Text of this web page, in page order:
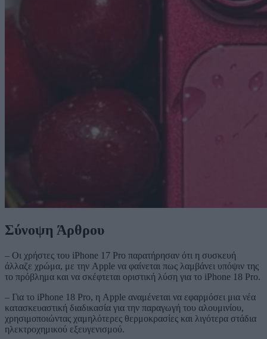
Σύνοψη Άρθρου
– Οι χρήστες του iPhone 17 Pro παρατήρησαν ότι η συσκευή
άλλαζε χρώμα, με την Apple να φαίνεται πως λαμβάνει υπόψιν της
το πρόβλημα και να σκέφτεται οριστική λύση για το iPhone 18 Pro.
– Για το iPhone 18 Pro, η Apple αναμένεται να εφαρμόσει μια νέα
κατασκευαστική διαδικασία για την παραγωγή του αλουμινίου,
χρησιμοποιώντας χαμηλότερες θερμοκρασίες και λιγότερα στάδια
ηλεκτροχημικού εξευγενισμού.